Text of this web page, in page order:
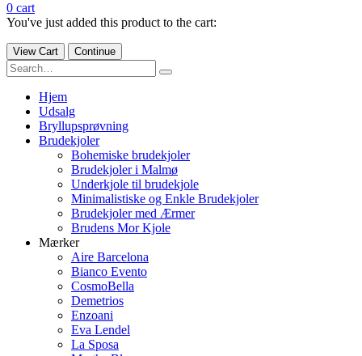
0 cart
You've just added this product to the cart:
View Cart Continue
Hjem
Udsalg
Bryllupsprøvning
Brudekjoler
Bohemiske brudekjoler
Brudekjoler i Malmø
Underkjole til brudekjole
Minimalistiske og Enkle Brudekjoler
Brudekjoler med Ærmer
Brudens Mor Kjole
Mærker
Aire Barcelona
Bianco Evento
CosmoBella
Demetrios
Enzoani
Eva Lendel
La Sposa